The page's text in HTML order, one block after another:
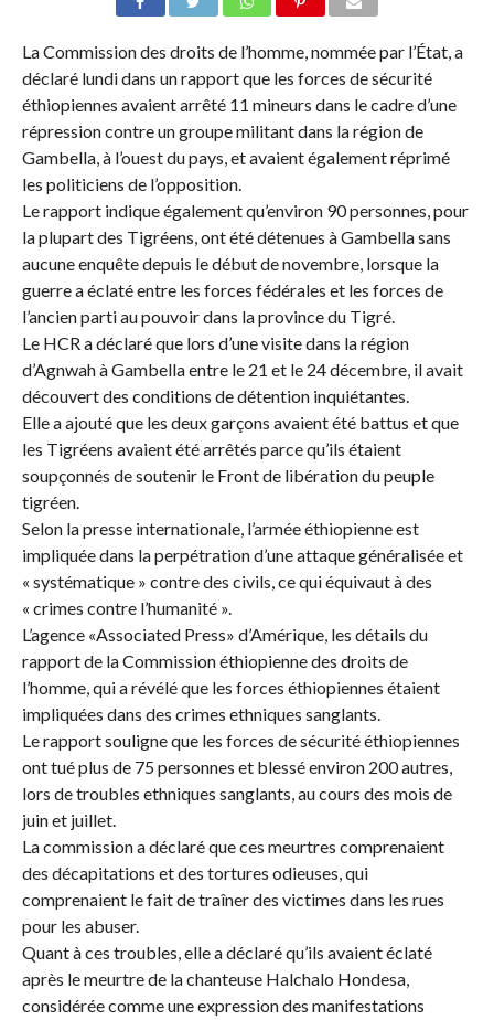
La Commission des droits de l’homme, nommée par l’État, a
déclaré lundi dans un rapport que les forces de sécurité
éthiopiennes avaient arrêté 11 mineurs dans le cadre d’une
répression contre un groupe militant dans la région de
Gambella, à l’ouest du pays, et avaient également réprimé
les politiciens de l’opposition.
Le rapport indique également qu’environ 90 personnes, pour
la plupart des Tigréens, ont été détenues à Gambella sans
aucune enquête depuis le début de novembre, lorsque la
guerre a éclaté entre les forces fédérales et les forces de
l’ancien parti au pouvoir dans la province du Tigré.
Le HCR a déclaré que lors d’une visite dans la région
d’Agnwah à Gambella entre le 21 et le 24 décembre, il avait
découvert des conditions de détention inquiétantes.
Elle a ajouté que les deux garçons avaient été battus et que
les Tigréens avaient été arrêtés parce qu’ils étaient
soupçonnés de soutenir le Front de libération du peuple
tigréen.
Selon la presse internationale, l’armée éthiopienne est
impliquée dans la perpétration d’une attaque généralisée et
« systématique » contre des civils, ce qui équivaut à des
« crimes contre l’humanité ».
L’agence «Associated Press» d’Amérique, les détails du
rapport de la Commission éthiopienne des droits de
l’homme, qui a révélé que les forces éthiopiennes étaient
impliquées dans des crimes ethniques sanglants.
Le rapport souligne que les forces de sécurité éthiopiennes
ont tué plus de 75 personnes et blessé environ 200 autres,
lors de troubles ethniques sanglants, au cours des mois de
juin et juillet.
La commission a déclaré que ces meurtres comprenaient
des décapitations et des tortures odieuses, qui
comprenaient le fait de traîner des victimes dans les rues
pour les abuser.
Quant à ces troubles, elle a déclaré qu’ils avaient éclaté
après le meurtre de la chanteuse Halchalo Hondesa,
considérée comme une expression des manifestations